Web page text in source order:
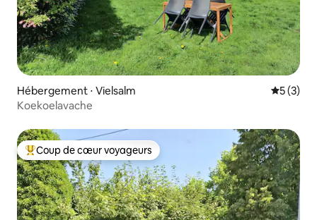
Hébergement ⋅ Vielsalm
5 (3)
Koekoelavache
Coups de cœur voyageurs les plus appréciés
Coup de cœur voyageurs